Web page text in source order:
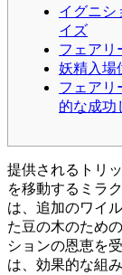
イグニシ
イズ
フェアリ
妖精入場
フェアリ
的な成功
提供されるトリ
を移動するミラ
は、追加のワイ
た豆の木のため
ションの恩恵を
は、効果的な組